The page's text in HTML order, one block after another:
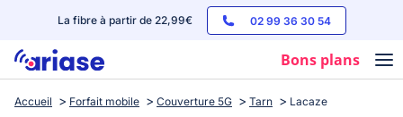
La fibre à partir de 22,99€ 02 99 36 30 54
Bons plans
Box internet
Accueil Forfait mobile Couverture 5G Tarn Lacaze